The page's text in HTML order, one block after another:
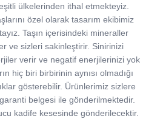
ülkelerinden ithal etmekteyiz.
özel olarak tasarım ekibimiz
Taşın içerisindeki mineraller
ve sizleri sakinleştirir. Sinirinizi
verir ve negatif enerjilerinizi yok
hiç biri birbirinin aynısı olmadığı
gösterebilir. Ürünlerimiz sizlere
belgesi ile gönderilmektedir.
kadife kesesinde gönderilecektir.